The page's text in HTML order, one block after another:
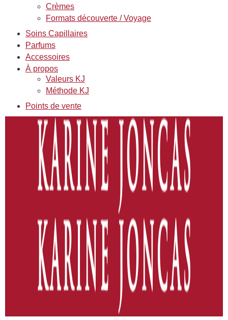
Crèmes
Formats découverte / Voyage
Soins Capillaires
Parfums
Accessoires
À propos
Valeurs KJ
Méthode KJ
Points de vente